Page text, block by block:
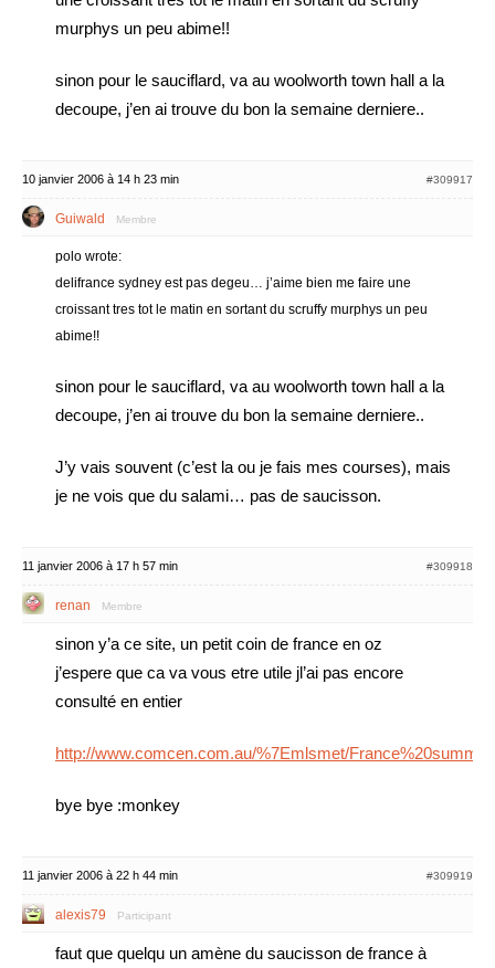
murphys un peu abime!!
sinon pour le sauciflard, va au woolworth town hall a la
decoupe, j’en ai trouve du bon la semaine derniere..
10 janvier 2006 à 14 h 23 min #309917
Guiwald Membre
polo wrote:
delifrance sydney est pas degeu… j’aime bien me faire une
croissant tres tot le matin en sortant du scruffy murphys un peu
abime!!
sinon pour le sauciflard, va au woolworth town hall a la
decoupe, j’en ai trouve du bon la semaine derniere..
J’y vais souvent (c’est la ou je fais mes courses), mais
je ne vois que du salami… pas de saucisson.
11 janvier 2006 à 17 h 57 min #309918
renan Membre
sinon y’a ce site, un petit coin de france en oz
j’espere que ca va vous etre utile jl’ai pas encore
consulté en entier
http://www.comcen.com.au/%7Emlsmet/
bye bye :monkey
11 janvier 2006 à 22 h 44 min #309919
alexis79 Participant
faut que quelqu un amène du saucisson de france à